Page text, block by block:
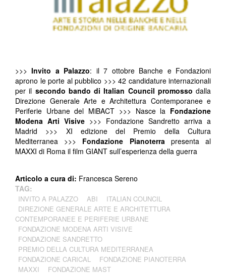
>>> Invito a Palazzo: il 7 ottobre Banche e Fondazioni
aprono le porte al pubblico >>> 42 candidature internazionali
per il secondo bando di Italian Council promosso dalla
Direzione Generale Arte e Architettura Contemporanee e
Periferie Urbane del MiBACT >>> Nasce la Fondazione
Modena Arti Visive >>> Fondazione Sandretto arriva a
Madrid >>> XI edizione del Premio della Cultura
Mediterranea >>> Fondazione Pianoterra presenta al
MAXXI di Roma il film GIANT sull’esperienza della guerra
Articolo a cura di: Francesca Sereno
TAG:
INVITO A PALAZZO ABI
ITALIAN COUNCIL
DIREZIONE GENERALE ARTE E ARCHITETTURA
CONTEMPORANEE E PERIFERIE URBANE
FONDAZIONE MODENA ARTI VISIVE
FONDAZIONE SANDRETTO
PREMIO DELLA CULTURA MEDITERRANEA
FONDAZIONE CARICAL
FONDAZIONE PIANOTERRA
MAXXI
FONDAZIONE MAST